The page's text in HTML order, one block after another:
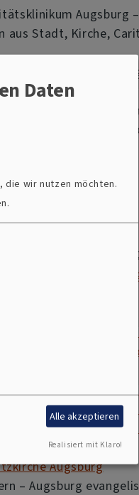
Augsburg
aus Stadt, Kirche,
und Königinnen
würdevoll und
denen wir
und mit den Figuren
Königlich vom
Lutherisches
Forum
116 – Erinnerungs-
für Seelsorgliche
Augsburg
– Augsburg
Daten
die wir nutzen möchten.
Alle akzeptieren
Realisiert mit Klaro!